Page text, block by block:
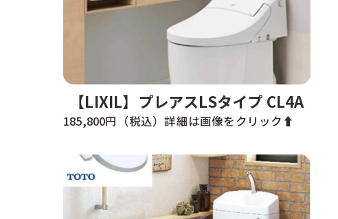
【LIXIL】プレアスLSタイプ CL4A
185,800円（税込）詳細は画像をクリック⬆️